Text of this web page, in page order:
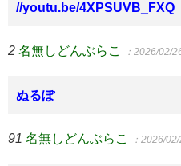
//youtu.be/4XPSUVB_FXQ
2 名無しどんぶらこ ：2026/02/
ぬるぽ
91 名無しどんぶらこ ：2026/